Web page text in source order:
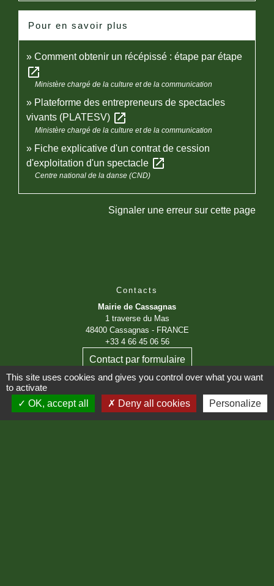
Pour en savoir plus
Comment obtenir un récépissé : étape par étape
open_in_new
Ministère chargé de la culture et de la communication
Plateforme des entrepreneurs de spectacles
vivants (PLATESV) open_in_new
Ministère chargé de la culture et de la communication
Fiche explicative d'un contrat de cession
d'exploitation d'un spectacle open_in_new
Centre national de la danse (CND)
Signaler une erreur sur cette page
Contacts
Mairie de Cassagnas
1 traverse du Mas
48400 Cassagnas - FRANCE
+33 4 66 45 06 56
Contact par formulaire
Fax : 04 66 47 04 54
This site uses cookies and gives you control over what you want
to activate
OK, accept all
Deny all cookies Personalize